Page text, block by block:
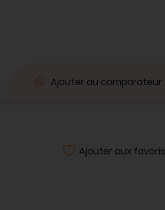
Ajouter au comparateur
Ajouter aux favoris